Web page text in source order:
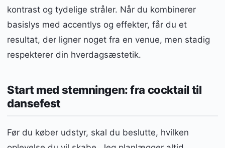
kontrast og tydelige stråler. Når du kombinerer
basislys med accentlys og effekter, får du et
resultat, der ligner noget fra en venue, men stadig
respekterer din hverdagsæstetik.
Start med stemningen: fra cocktail til
dansefest
Før du køber udstyr, skal du beslutte, hvilken